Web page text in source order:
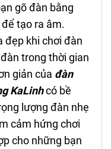
gõ đàn bằng
tạo ra âm.
đẹp khi chơi đàn
trong thời gian
giản của đàn
KaLinhcó bề
lượng đàn nhẹ
cảm hứng chơi
cho những bạn